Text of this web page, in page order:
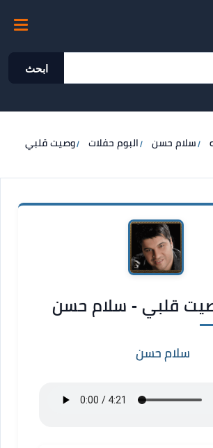
ابحث
سلام حسن البوم حفلات وصيت قلبي
قلبي - سلام حسن
سلام حسن